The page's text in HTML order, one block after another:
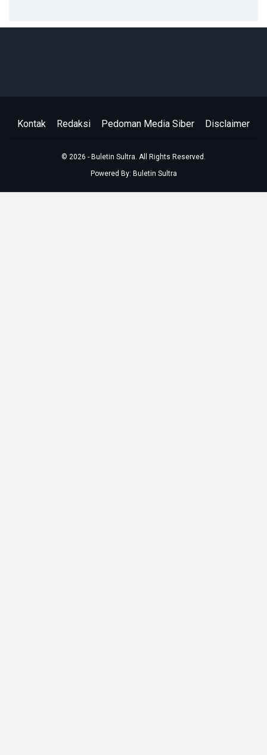
Kontak Redaksi Pedoman Media Siber Disclaimer
© 2026 - Buletin Sultra. All Rights Reserved.
Powered By: Buletin Sultra